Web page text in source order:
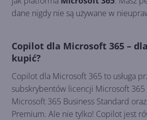
dane nigdy nie są używane w
Copilot dla Microsoft 365 –
kupić?
Copilot dla Microsoft 365 to usługa
subskrybentów licencji Microsoft 365
Microsoft 365 Business Standard
Premium. Ale nie tylko! Copilot jest